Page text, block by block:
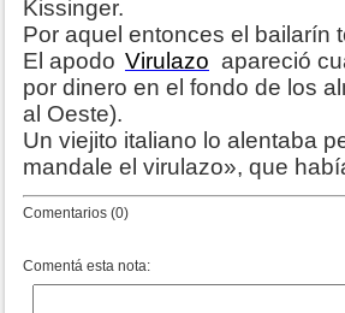
Kissinger.
Por aquel entonces el bailarín
El apodo Virulazo apareció
por dinero en el fondo de los
al Oeste).
Un viejito italiano lo alentaba
mandale el virulazo», que
Comentarios (0)
Comentá esta nota: